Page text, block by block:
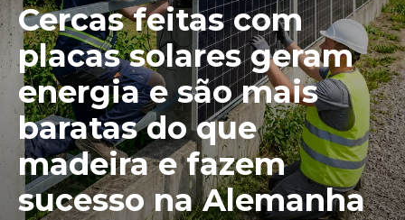
Cercas feitas com
placas solares geram
energia e são mais
baratas do que
madeira e fazem
sucesso na Alemanha